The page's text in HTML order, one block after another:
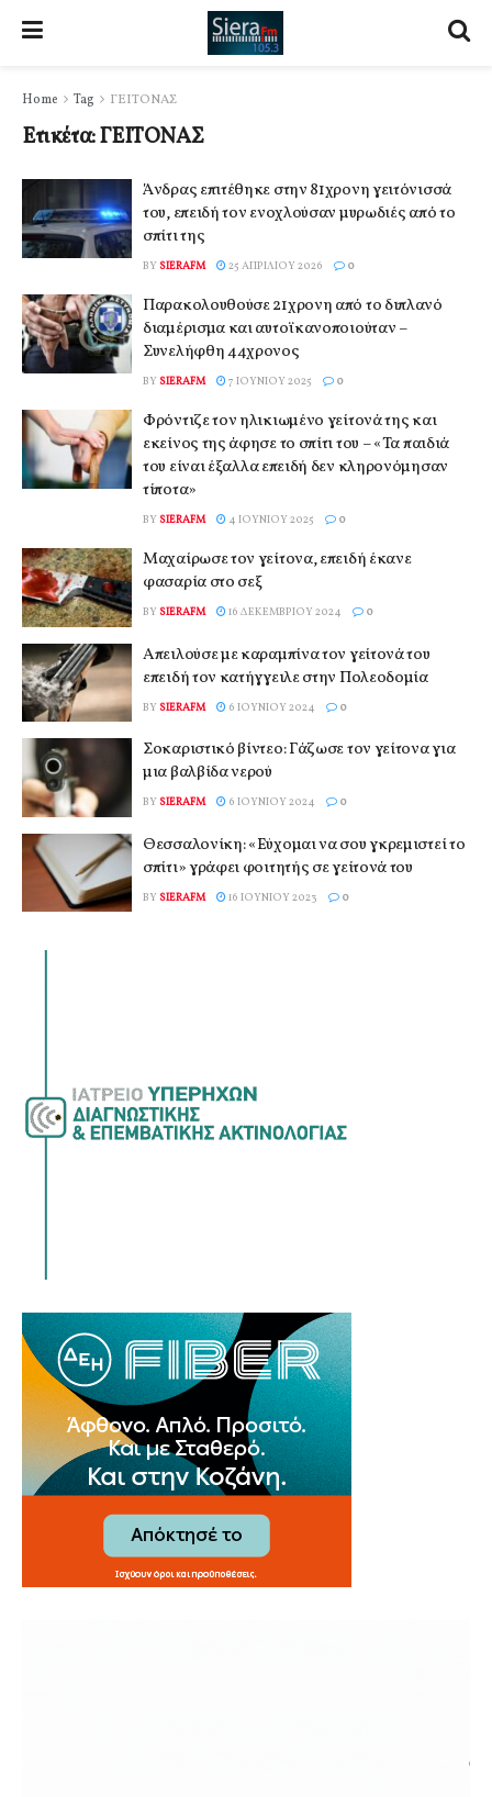
Home Tag ΓΕΙΤΟΝΑΣ
Ετικέτα:ΓΕΙΤΟΝΑΣ
Άνδρας επιτέθηκε στην 81χρονη γειτόνισσά
του, επειδή τον ενοχλούσαν μυρωδιές από το
σπίτι της
BY SIERAFM 25 ΑΠΡΙΛΊΟΥ 2026 0
Παρακολουθούσε 21χρονη από το διπλανό
διαμέρισμα και αυτοϊκανοποιούταν –
Συνελήφθη 44χρονος
BY SIERAFM 7 ΙΟΥΝΊΟΥ 2025 0
Φρόντιζε τον ηλικιωμένο γείτονά της και
εκείνος της άφησε το σπίτι του – «Τα παιδιά
του είναι έξαλλα επειδή δεν κληρονόμησαν
τίποτα»
BY SIERAFM 4 ΙΟΥΝΊΟΥ 2025 0
Μαχαίρωσε τον γείτονα, επειδή έκανε
φασαρία στο σεξ
BY SIERAFM 16 ΔΕΚΕΜΒΡΊΟΥ 2024 0
Απειλούσε με καραμπίνα τον γείτονά του
επειδή τον κατήγγειλε στην Πολεοδομία
BY SIERAFM 6 ΙΟΥΝΊΟΥ 2024 0
Σοκαριστικό βίντεο: Γάζωσε τον γείτονα για
μια βαλβίδα νερού
BY SIERAFM 6 ΙΟΥΝΊΟΥ 2024 0
Θεσσαλονίκη: «Εύχομαι να σου γκρεμιστεί το
σπίτι» γράφει φοιτητής σε γείτονά του
BY SIERAFM 16 ΙΟΥΝΊΟΥ 2023 0